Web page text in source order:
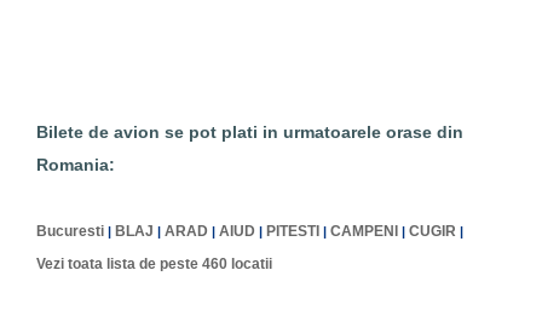
Bilete de avion se pot plati in urmatoarele orase din
Romania:
Bucuresti BLAJ |ARAD |AIUD PITESTI |CAMPENI |CUGIR
Vezi toata lista de peste 460 locatii